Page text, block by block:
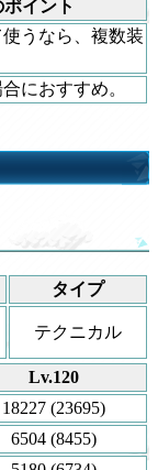
イント
うなら、複数装
におすすめ。
タイプ
テクニカル
Lv.120
18227 (23695)
6504 (8455)